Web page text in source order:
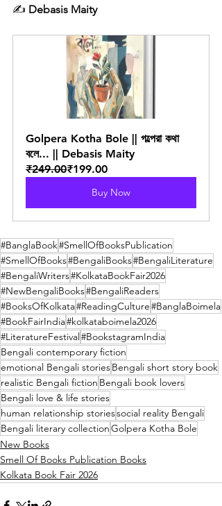
✍️ Debasis Maity
Golpera Kotha Bole || গল্পেরা কথা
বলে... || Debasis Maity
₹249.00₹199.00
Buy Now
#BanglaBook#SmellOfBooksPublication
#SmellOfBooks#BengaliBooks#BengaliLiterature
#BengaliWriters#KolkataBookFair2026
#NewBengaliBooks#BengaliReaders
#BooksOfKolkata#ReadingCulture#BanglaBoimela
#BookFairIndia#kolkataboimela2026
#LiteratureFestival#BookstagramIndia
Bengali contemporary fiction
emotional Bengali storiesBengali short story book
realistic Bengali fiction Bengali book lovers
Bengali love & life stories
human relationship storiessocial reality Bengali
Bengali literary collectionGolpera Kotha Bole
New Books
Smell Of Books Publication Books
Kolkata Book Fair 2026